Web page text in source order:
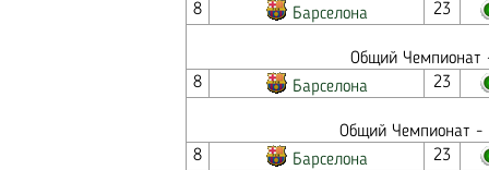
8
Барселона 23
Общий Чемпионат
8
Барселона 23
Общий Чемпионат -
8
Барселона 23